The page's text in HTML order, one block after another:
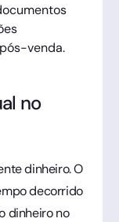
venda.
no
dinheiro. O
decorrido
dinheiro no